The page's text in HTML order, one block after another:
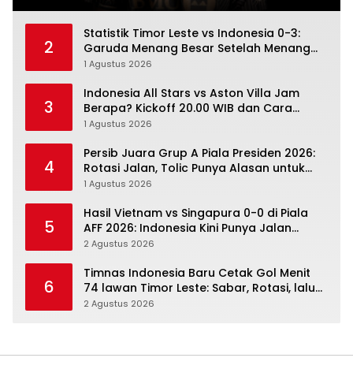
2
Statistik Timor Leste vs Indonesia 0-3:
Garuda Menang Besar Setelah Menang
Angka Lebih Dulu
1 Agustus 2026
3
Indonesia All Stars vs Aston Villa Jam
Berapa? Kickoff 20.00 WIB dan Cara
Nonton Resminya
1 Agustus 2026
4
Persib Juara Grup A Piala Presiden 2026:
Rotasi Jalan, Tolic Punya Alasan untuk
Percaya
1 Agustus 2026
5
Hasil Vietnam vs Singapura 0-0 di Piala
AFF 2026: Indonesia Kini Punya Jalan
Terbuka
2 Agustus 2026
6
Timnas Indonesia Baru Cetak Gol Menit
74 lawan Timor Leste: Sabar, Rotasi, lalu
Pecah
2 Agustus 2026